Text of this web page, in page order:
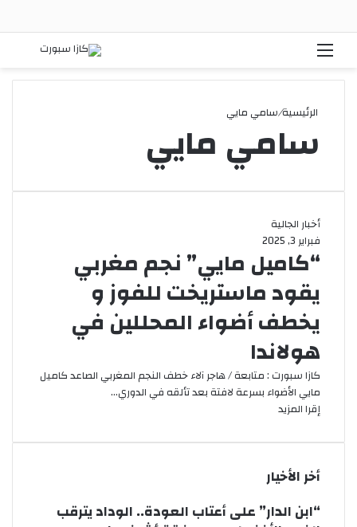
الرئيسية/سامي مايي
سامي مايي
أخبار الجالية
فبراير 3, 2025
“كاميل مايي” نجم مغربي
يقود ماستريخت للفوز و
يخطف أضواء المحللين في
هولاندا
كازا سبورت : متابعة / هاجر آلاء خطف النجم المغربي الصاعد كاميل
مايي الأضواء بسرعة لافتة بعد تألقه في الدوري…
إقرا المزيد
أخر الأخيار
“ابن الدار” على أعتاب العودة.. الوداد يترقب